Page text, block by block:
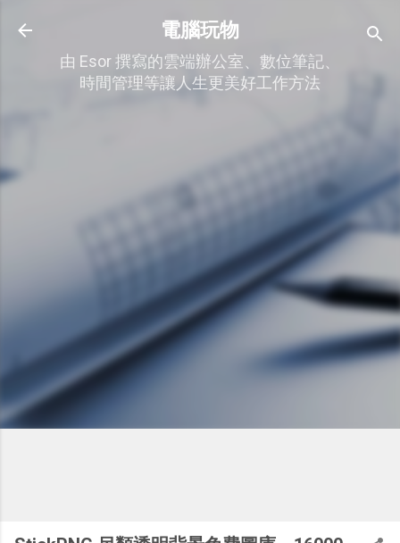
跳到主要內容
電腦玩物
由 Esor 撰寫的雲端辦公室、數位筆記、
時間管理等讓人生更美好工作方法